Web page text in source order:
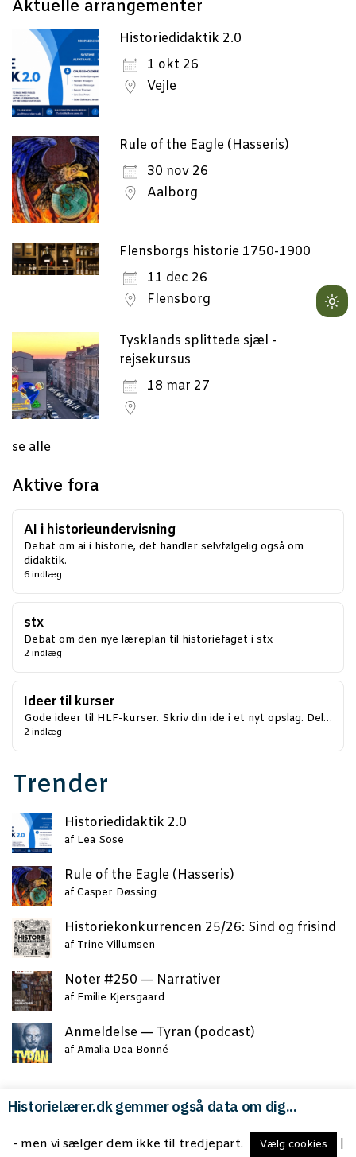
Aktu­el­le arrangementer
Historiedidaktik 2.0
1 okt 26
Vejle
Rule of the Eagle (Hasseris)
30 nov 26
Aalborg
Flensborgs historie 1750-1900
11 dec 26
Flensborg
Tysklands splittede sjæl -
rejsekursus
18 mar 27
se alle
Aktive fora
AI i historieundervisning
Debat om ai i historie, det handler selvfølgelig også om
didaktik.
6 indlæg
stx
Debat om den nye læreplan til historiefaget i stx
2 indlæg
Ideer til kurser
Gode ideer til HLF-kurser. Skriv din ide i et nyt opslag. Del…
2 indlæg
Trender
Histo­ri­e­di­dak­tik 2.0
af Lea Sose
Rule of the Eag­le (Has­se­ris)
af Casper Døssing
Histo­rie­kon­kur­ren­cen 25/26: Sind og frisind
af Trine Villumsen
Noter #250 — Narrativer
af Emilie Kjersgaard
Anmel­del­se — Tyran (podcast)
af Amalia Dea Bonné
Copyright © 2026 med
til HLF
Historielærer.dk gemmer også data om dig...
- men vi sælger dem ikke til tredjepart. Vælg cookies